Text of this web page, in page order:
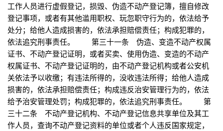
工作人员进行虚假登记，损毁、伪造不动产登记簿，擅自修改
登记事项，或者有其他滥用职权、玩忽职守行为的，依法给予
处分；给他人造成损害的，依法承担赔偿责任；构成犯罪的，
依法追究刑事责任。 第三十一条 伪造、变造不动产权属
证书、不动产登记证明，或者买卖、使用伪造、变造的不动产
权属证书、不动产登记证明的，由不动产登记机构或者公安机
关依法予以收缴；有违法所得的，没收违法所得；给他人造成
损害的，依法承担赔偿责任；构成违反治安管理行为的，依法
给予治安管理处罚；构成犯罪的，依法追究刑事责任。 第
三十二条 不动产登记机构、不动产登记信息共享单位及其工
作人员，查询不动产登记资料的单位或者个人违反国家规定，